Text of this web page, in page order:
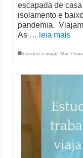
escapada de
isolamento e
pandemia.
As … leia mais
estudar e viajar, Mar, Praia